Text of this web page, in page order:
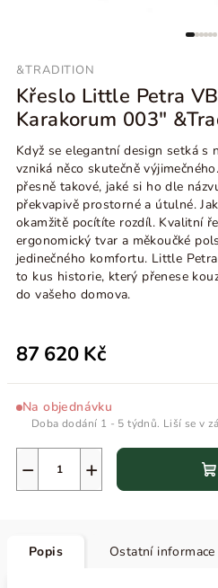
&TRADITION
Křeslo Little Petra
Karakorum 003"
Když se elegantní design setká s
vzniká něco skutečně
přesně takové, jaké si ho dle
překvapivě prostorné a útulné.
okamžitě pocítíte rozdíl. Kvalitní
ergonomický tvar a měkoučké
jedinečného komfortu. Little
to kus historie, který přenese
do vašeho domova.
87 620 Kč
Na objednávku
Doba dodání 1 - 5 týdnů. Liší se v
+
−
Popis Ostatní informace